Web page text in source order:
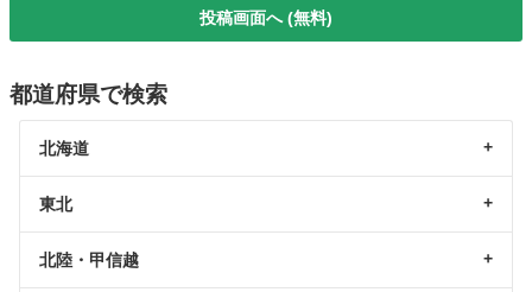
投稿画面へ (無料)
都道府県で検索
北海道
東北
北陸・甲信越